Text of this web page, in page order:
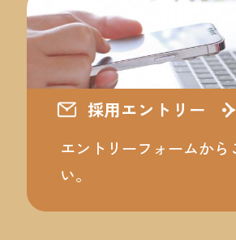
採用エントリー
エントリーフォームから
い。